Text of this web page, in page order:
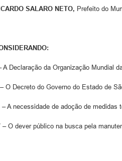
SALARO NETO, Prefeito do
– A Declaração da Organização Mundial
– O Decreto do Governo do Estado de
– A necessidade de adoção de
– O dever público na busca pela